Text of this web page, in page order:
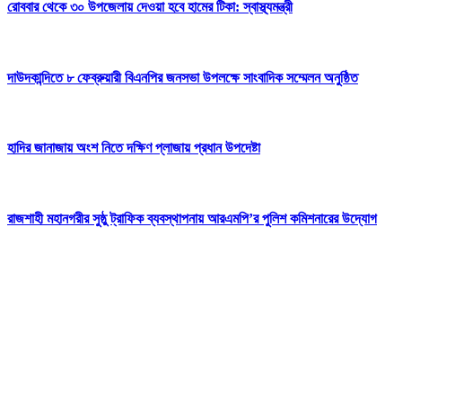
রোববার থেকে ৩০ উপজেলায় দেওয়া হবে হামের টিকা: স্বাস্থ্যমন্ত্রী
দাউদকান্দিতে ৮ ফেব্রুয়ারী বিএনপির জনসভা উপলক্ষে সাংবাদিক সম্মেলন অনুষ্ঠিত
হাদির জানাজায় অংশ নিতে দক্ষিণ প্লাজায় প্রধান উপদেষ্টা
রাজশাহী মহানগরীর সুষ্ঠু ট্রাফিক ব্যবস্থাপনায় আরএমপি’র পুলিশ কমিশনারের উদ্যোগ